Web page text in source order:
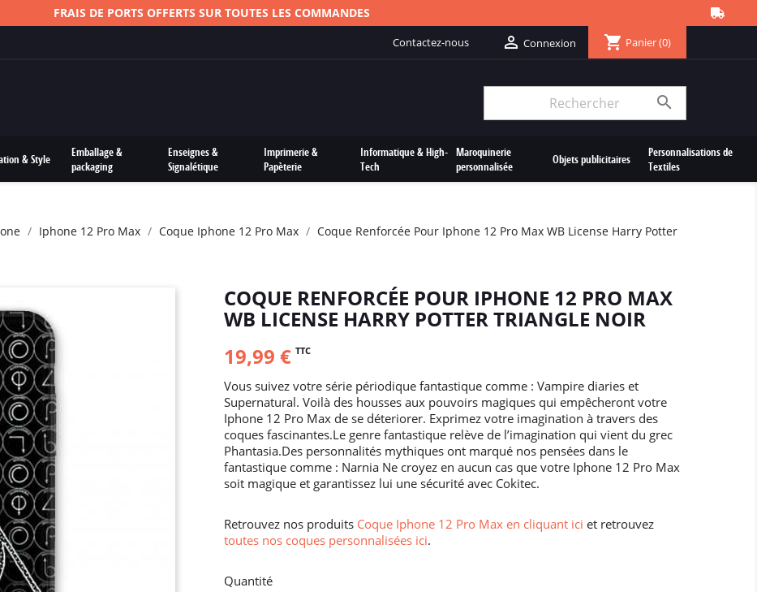
FRAIS DE PORTS OFFERTS SUR TOUTES LES COMMANDES
Contactez-nous  Connexion shopping_cart Panier(0)

& Style
Emballage &
packaging
Enseignes &
Signalétique
Imprimerie &
Papèterie
Informatique & High-
Tech
Maroquinerie
personnalisée
Objets publicitaires
Personnalisations de
Textiles
Iphone 12 Pro Max Coque Iphone 12 Pro Max
Coque Renforcée Pour Iphone 12 Pro Max WB License Harry Potter
COQUE RENFORCÉE POUR IPHONE 12 PRO MAX
WB LICENSE HARRY POTTER TRIANGLE NOIR
19,99 € TTC
Vous suivez votre série périodique fantastique comme : Vampire diaries et
Supernatural. Voilà des housses aux pouvoirs magiques qui empêcheront votre
Iphone 12 Pro Max de se déteriorer. Exprimez votre imagination à travers des
coques fascinantes.Le genre fantastique relève de l’imagination qui vient du grec
Phantasia.Des personnalités mythiques ont marqué nos pensées dans le
fantastique comme : Narnia Ne croyez en aucun cas que votre Iphone 12 Pro Max
soit magique et garantissez lui une sécurité avec Cokitec.
Retrouvez nos produits Coque Iphone 12 Pro Max en cliquant ici et retrouvez
toutes nos coques personnalisées ici.
Quantité